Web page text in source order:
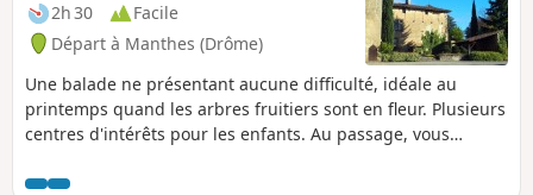
2h 30
Facile
Départ à Manthes (Drôme)
Une balade ne présentant aucune difficulté, idéale au
printemps quand les arbres fruitiers sont en fleur. Plusieurs
centres d'intérêts pour les enfants. Au passage, vous
extraordinaire réalisé par un disciple du facteur Cheval,